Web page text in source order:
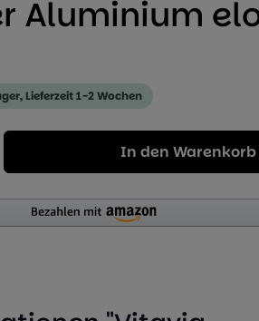
Aluminium
Lieferzeit 1-2 Wochen
Sie denIn den Warenkorb